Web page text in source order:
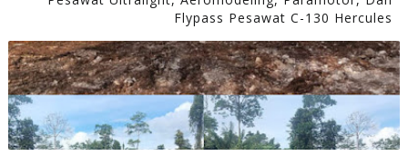
Flypass Pesawat C-130 Hercules